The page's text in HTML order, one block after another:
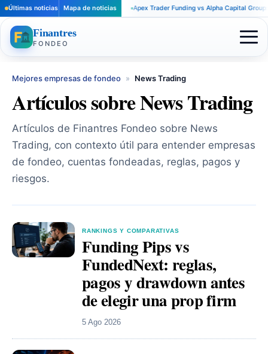
Últimas noticias Mapa de noticias Apex Trader Funding vs Alpha Capital
Finantres
FONDEO
Mejores empresas de fondeo » News Trading
Artículos sobre News Trading
Artículos de Finantres Fondeo sobre News
Trading, con contexto útil para entender empresas
de fondeo, cuentas fondeadas, reglas, pagos y
riesgos.
RANKINGS Y COMPARATIVAS
Funding Pips vs
FundedNext: reglas,
pagos y drawdown antes
de elegir una prop firm
5 Ago 2026